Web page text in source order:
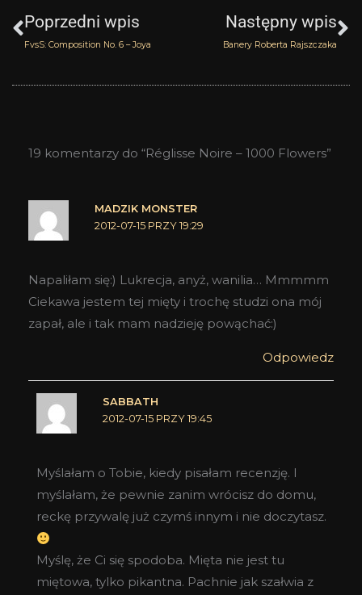
Poprzedni wpis
FvsS: Composition No. 6 – Joya
Następny wpis
Banery Roberta Rajszczaka
19 komentarzy do “Réglisse Noire – 1000 Flowers”
MADZIK MONSTER
2012-07-15 PRZY 19:29
Napaliłam się:) Lukrecja, anyż, wanilia… Mmmmm
Ciekawa jestem tej mięty i trochę studzi ona mój
zapał, ale i tak mam nadzieję powąchać:)
Odpowiedz
SABBATH
2012-07-15 PRZY 19:45
Myślałam o Tobie, kiedy pisałam recenzję. I
myślałam, że pewnie zanim wrócisz do domu,
reckę przywalę już czymś innym i nie doczytasz.
Myślę, że Ci się spodoba. Mięta nie jest tu
miętowa, tylko pikantna. Pachnie jak szałwia z